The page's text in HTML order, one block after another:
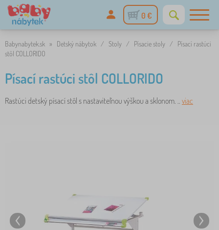
0 €
Babynabytek.sk » Detský nábytok / Stoly / Písacie stoly /
Písací rastúci
stôl COLLORIDO
Písací rastúci stôl COLLORIDO
Rastúci detský písací stôl s nastaviteľnou výškou a sklonom. .. viac